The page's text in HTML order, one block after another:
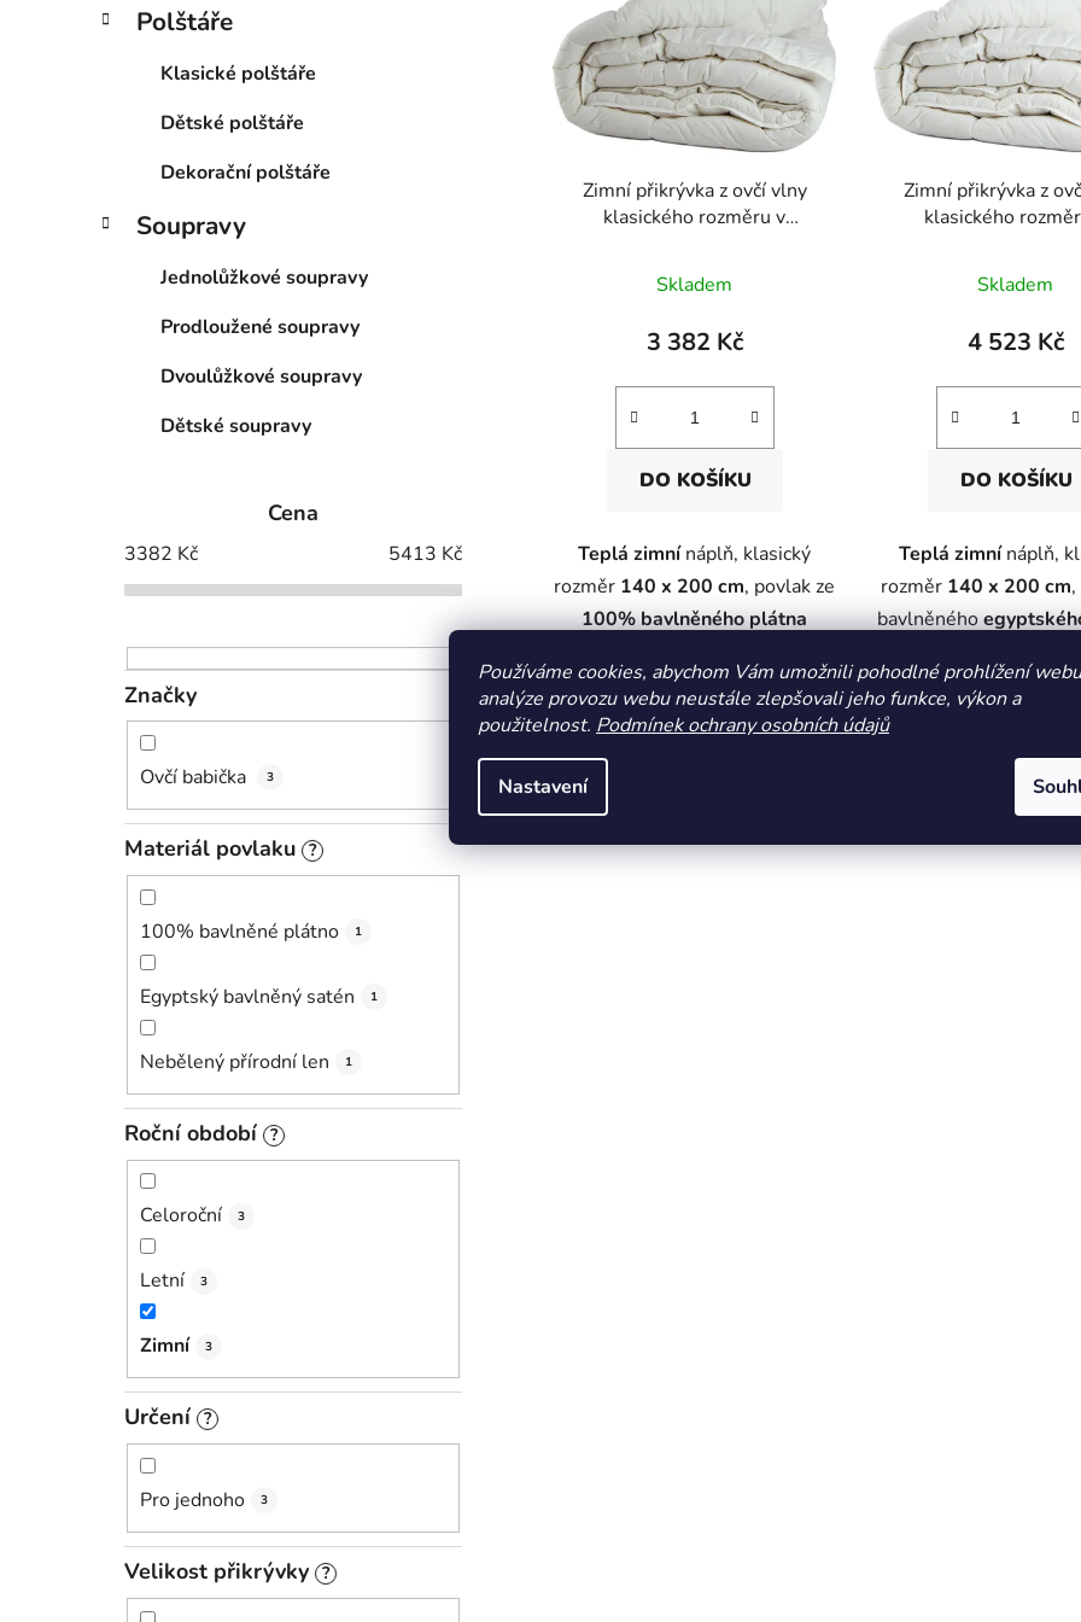
Používáme cookies, abychom Vám umožnili pohodlné prohlížení
analýze provozu webu neustále zlepšovali jeho funkce, výkon a
použitelnost. Podmínek ochrany osobních údajů
Nastavení
p
Polštáře
Klasické polštáře
Dětské polštáře
Dekorační polštáře
Soupravy
Jednolůžkové soupravy
Prodloužené soupravy
Dvoulůžkové soupravy
Dětské soupravy
Cena
3382 Kč 5413 Kč
Značky
Ovčí babička 3
Materiál povlaku ?
100% bavlněné plátno 1
Egyptský bavlněný satén 1
Nebělený přírodní len 1
Roční období ?
Celoroční 3
Letní 3
Zimní 3
Určení ?
Pro jednoho 3
Velikost přikrývky ?
Zimní přikrývka z ovčí vlny
klasického rozměru v
Skladem
3 382 Kč
DO KOŠÍKU
Teplá zimnínáplň, klasický
rozměr 140 x 200 cm, povlak ze
100%bavlněného plátna
Zimní přikrývka z
klasického
Skladem
4 523 Kč
DO KOŠÍKU
Teplá zimnínáplň,
rozměr 140 x 200 cm
bavlněného
O
l
d
c